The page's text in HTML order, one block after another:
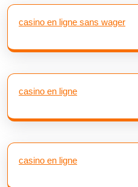
casino en ligne sans wager
casino en ligne
casino en ligne